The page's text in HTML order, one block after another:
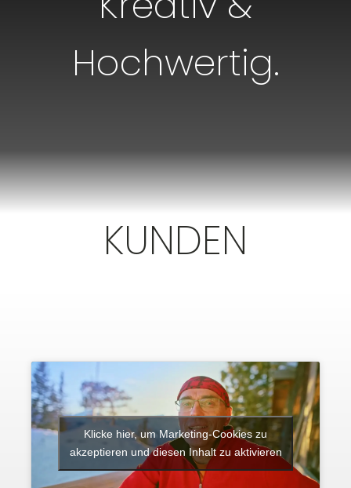
Hochwertig.
KUNDEN
Klicke hier, um Marketing-Cookies zu
akzeptieren und diesen Inhalt zu aktivieren